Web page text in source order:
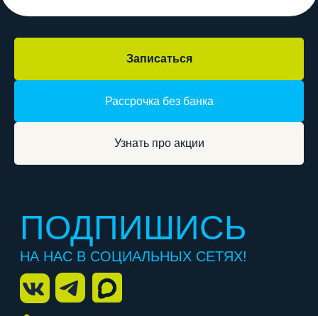
Записаться
Рассрочка без банка
Узнать про акции
ПОДПИШИСЬ
категория B
категория C